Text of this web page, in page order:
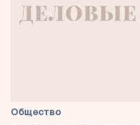
Общество